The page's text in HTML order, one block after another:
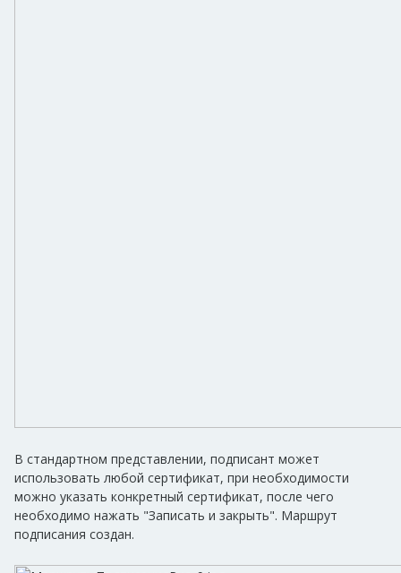
В стандартном представлении, подписант может
использовать любой сертификат, при необходимости
можно указать конкретный сертификат, после чего
необходимо нажать "Записать и закрыть". Маршрут
подписания создан.